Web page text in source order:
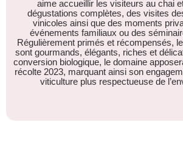
aime accueillir les visiteurs au chai
dégustations complètes, des visites
vinicoles ainsi que des moments
événements familiaux ou des
Régulièrement primés et récompensés,
sont gourmands, élégants, riches et
conversion biologique, le domaine
récolte 2023, marquant ainsi son
viticulture plus respectueuse de